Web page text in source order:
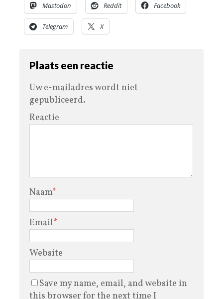
Mastodon Reddit Facebook
Telegram X
Plaats een reactie
Uw e-mailadres wordt niet
gepubliceerd.
Reactie
Naam*
Email*
Website
Save my name, email, and website in
this browser for the next time I